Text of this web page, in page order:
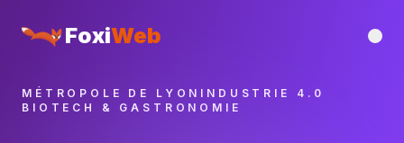
FoxiWeb
MÉTROPOLE DE LYON INDUSTRIE 4.0
BIOTECH & GASTRONOMIE